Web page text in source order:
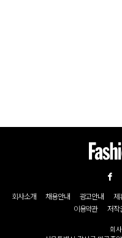
회사소개 채용안내 광고안내 제
이용약관
저작
회